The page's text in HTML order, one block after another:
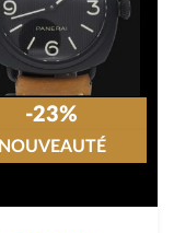
-23%
NOUVEAUTÉ